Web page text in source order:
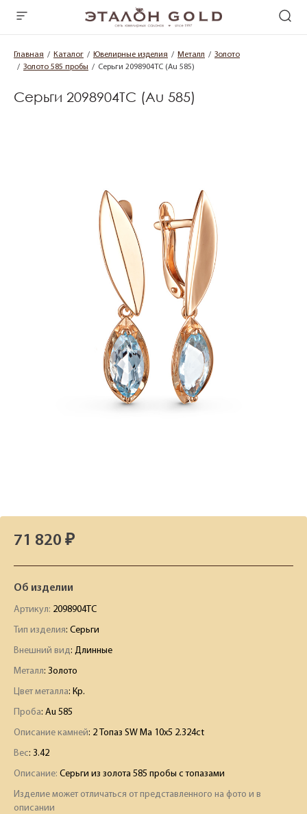
Главная Каталог Ювелирные изделия Металл
Золото
Золото 585 пробы
Серьги 2098904ТС (Au 585)
Серьги 2098904ТС (Au 585)
71 820 ₽
Об изделии
Артикул: 2098904ТС
Тип изделия: Серьги
Внешний вид: Длинные
Металл: Золото
Цвет металла: Кр.
Проба: Au 585
Описание камней: 2 Топаз SW Ма 10х5 2.324ct
Вес: 3.42
Описание: Серьги из золота 585 пробы с топазами
Изделие может отличаться от представленного на фото и в
описании